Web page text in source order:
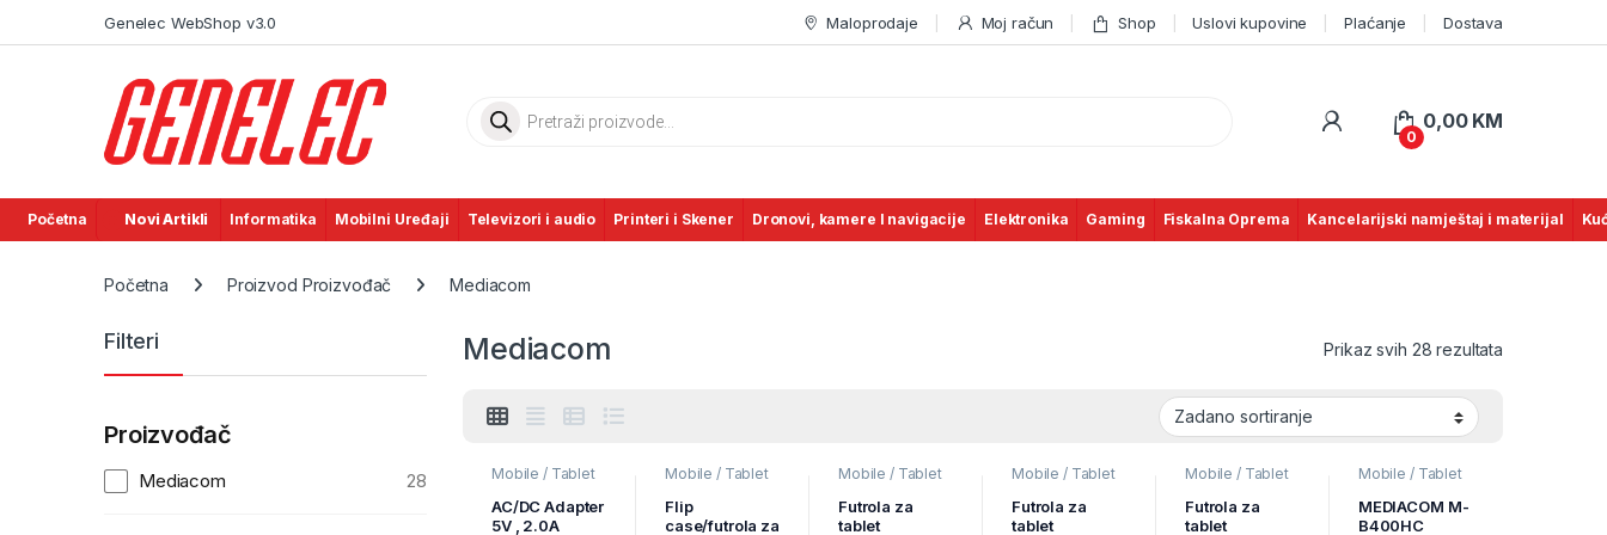
Genelec WebShop v3.0 Maloprodaje Moj račun Shop Uslovi kupovine Plaćanje Dostava
Products search
0
0,00 KM
Početna Novi Artikli Informatika Mobilni Uređaji Televizori i audio Printeri i Skener Dronovi, kamere I navigacije Elektronika Gaming Fiskalna Oprema Kancelarijski namještaj i materijal
Početna Proizvod Proizvođač Mediacom
Mediacom Prikaz svih 28 rezultata
Mobile / Tablet
Uređaji,Punjači
AC/DC Adapter
5V , 2.0A
Mobile / Tablet
Uređaji
Flip
case/futrola za
Mobile / Tablet
Uređaji
Futrola za
tablet
Mobile / Tablet
Uređaji
Futrola za
tablet
Mobile / Tablet
Uređaji
Futrola za
tablet
Mobile / Tablet
Uređaji,Zaštitne
maske i coveri
MEDIACOM M-
B400HC
Filteri
Proizvođač
Mediacom 28